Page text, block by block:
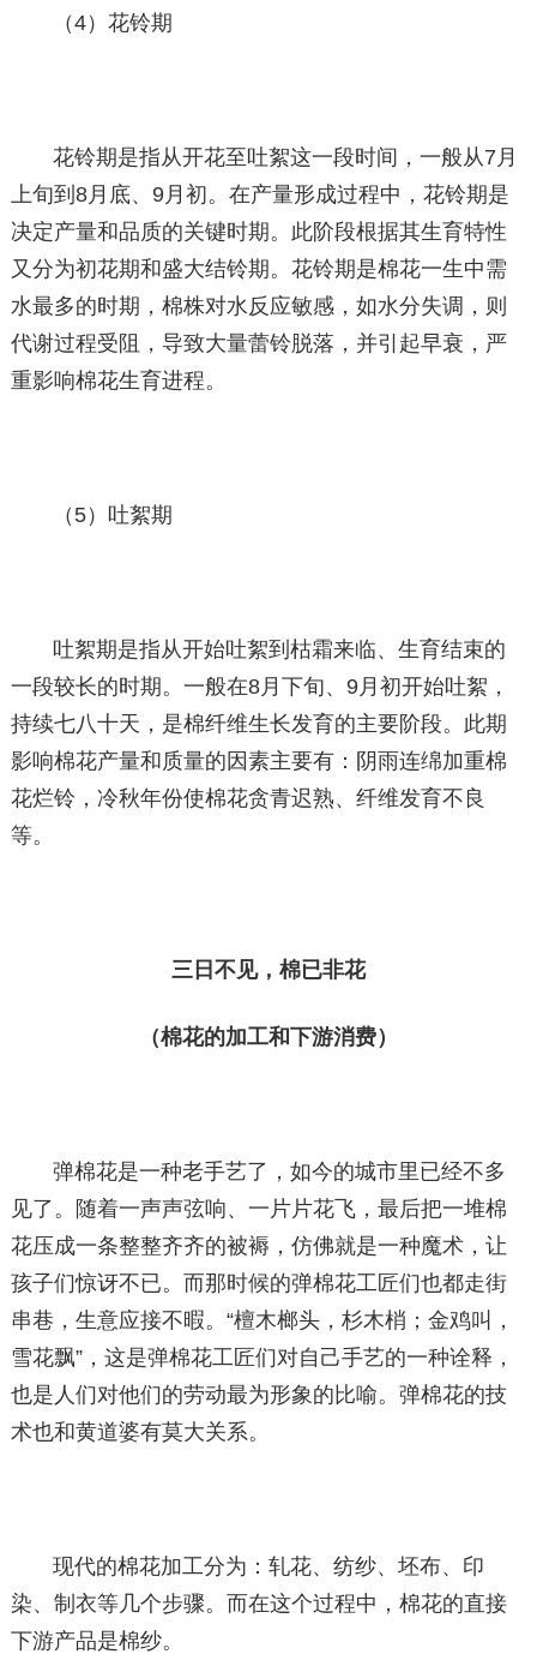
（4）花铃期
花铃期是指从开花至吐絮这一段时间，一般从7月
上旬到8月底、9月初。在产量形成过程中，花铃期是
决定产量和品质的关键时期。此阶段根据其生育特性
又分为初花期和盛大结铃期。花铃期是棉花一生中需
水最多的时期，棉株对水反应敏感，如水分失调，则
代谢过程受阻，导致大量蕾铃脱落，并引起早衰，严
重影响棉花生育进程。
（5）吐絮期
吐絮期是指从开始吐絮到枯霜来临、生育结束的
一段较长的时期。一般在8月下旬、9月初开始吐絮，
持续七八十天，是棉纤维生长发育的主要阶段。此期
影响棉花产量和质量的因素主要有：阴雨连绵加重棉
花烂铃，冷秋年份使棉花贪青迟熟、纤维发育不良
等。
三日不见，棉已非花
（棉花的加工和下游消费）
弹棉花是一种老手艺了，如今的城市里已经不多
见了。随着一声声弦响、一片片花飞，最后把一堆棉
花压成一条整整齐齐的被褥，仿佛就是一种魔术，让
孩子们惊讶不已。而那时候的弹棉花工匠们也都走街
串巷，生意应接不暇。“檀木榔头，杉木梢；金鸡叫，
雪花飘”，这是弹棉花工匠们对自己手艺的一种诠释，
也是人们对他们的劳动最为形象的比喻。弹棉花的技
术也和黄道婆有莫大关系。
现代的棉花加工分为：轧花、纺纱、坯布、印
染、制衣等几个步骤。而在这个过程中，棉花的直接
下游产品是棉纱。